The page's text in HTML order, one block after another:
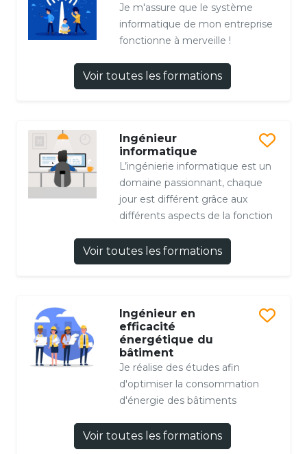
Je m'assure que le système
informatique de mon entreprise
fonctionne à merveille !
Voir toutes les formations
Ingénieur
informatique
L’ingénierie informatique est un
domaine passionnant, chaque
jour est différent grâce aux
différents aspects de la fonction
Voir toutes les formations
Ingénieur en
efficacité
énergétique du
bâtiment
Je réalise des études afin
d'optimiser la consommation
d'énergie des bâtiments
Voir toutes les formations